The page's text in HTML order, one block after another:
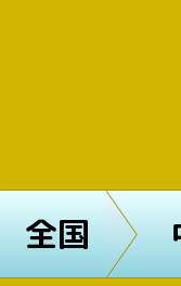
全国